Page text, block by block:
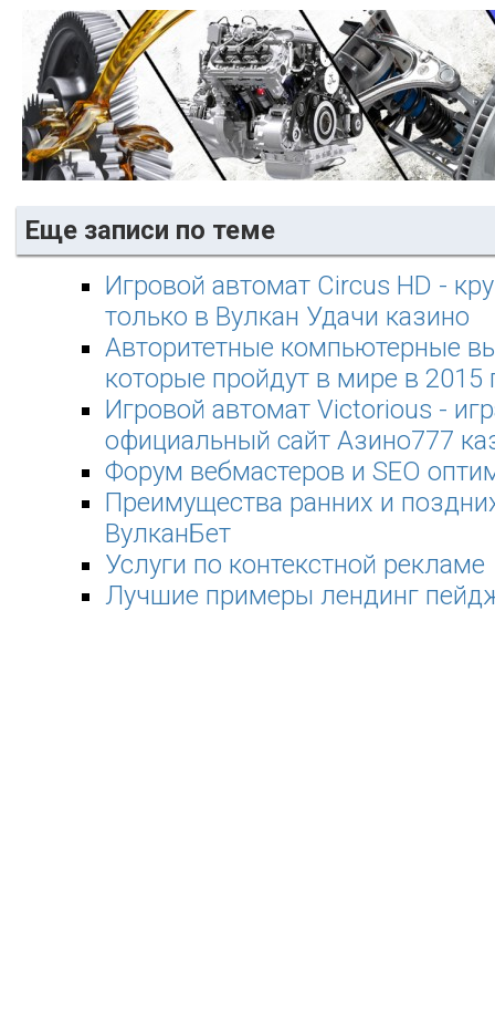
Еще записи по теме
Игровой автомат Circus HD -
только в Вулкан Удачи казино
Авторитетные компьютерные
которые пройдут в мире в 2015
Игровой автомат Victorious -
официальный сайт Азино777
Форум вебмастеров и SEO
Преимущества ранних и
ВулканБет
Услуги по контекстной рекламе
Лучшие примеры лендинг